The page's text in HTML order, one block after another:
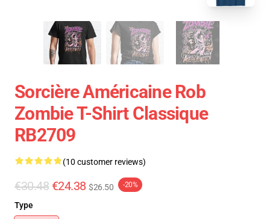
Sorcière Américaine Rob
Zombie T-Shirt Classique
RB2709
(10 customer reviews)
€30.48 €24.38 $26.50 -20%
Type